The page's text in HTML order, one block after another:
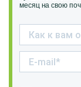
месяц на свою